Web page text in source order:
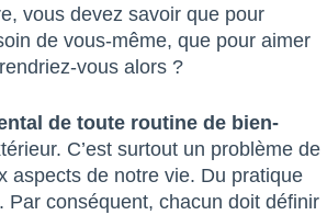
vous devez savoir que pour
de vous-même, que pour aimer
vous alors ?
de toute routine de bien-
C’est surtout un problème de
aspects de notre vie. Du pratique
. Par conséquent, chacun doit définir